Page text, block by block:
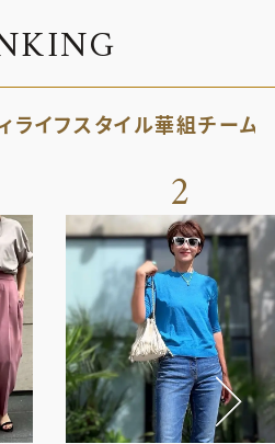
KING
ライフスタイル華組チーム
2